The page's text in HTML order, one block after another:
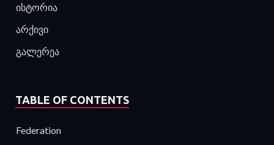
ისტორია
არქივი
გალერეა
TABLE OF CONTENTS
Federation